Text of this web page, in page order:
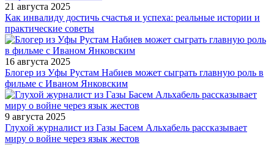
21 августа 2025
Как инвалиду достичь счастья и успеха: реальные истории и
практические советы
16 августа 2025
Блогер из Уфы Рустам Набиев может сыграть главную роль в
фильме с Иваном Янковским
9 августа 2025
Глухой журналист из Газы Басем Альхабель рассказывает
миру о войне через язык жестов